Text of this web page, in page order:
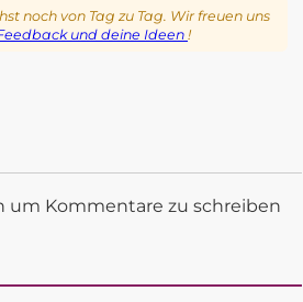
noch von Tag zu Tag. Wir freuen uns
und deine Ideen !
um Kommentare zu schreiben